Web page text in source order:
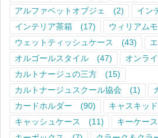
アルファベットオブジェ
(2) イン
インテリア茶箱
(17) ウィリアム
ウェットティッシュケース
(43)
オルゴールスタイル
(47) オンラ
カルトナージュの三方
(15)
カルトナージュスクール協会
(1)
カードホルダー
(90) キャスキッ
キャッシュケース
(11) キーケース